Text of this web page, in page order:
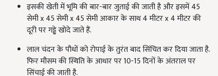
इसकी खेती में भूमि की बार-बार जुताई की जाती है और इसमें 45
सेमी x 45 सेमी x 45 सेमी आकार के साथ 4 मीटर x 4 मीटर की
दूरी पर गड्ढे खोदे जाते हैं.
लाल चंदन के पौधों को रोपाई के तुरंत बाद सिंचित कर दिया जाता है.
फिर मौसम की स्थिति के आधार पर 10-15 दिनों के अंतराल पर
सिंचाई की जाती है.